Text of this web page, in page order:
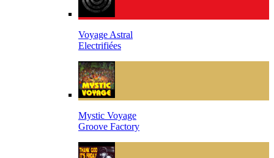
Voyage Astral
Electrifiées
Mystic Voyage
Groove Factory